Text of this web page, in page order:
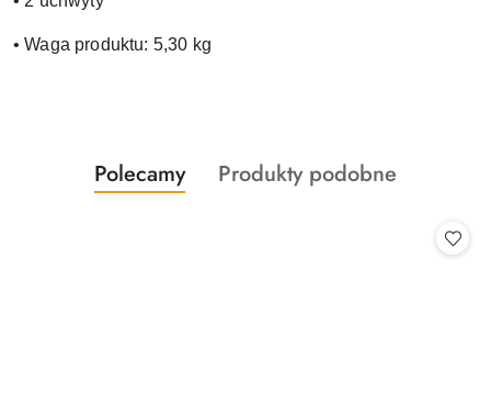
• Waga produktu: 5,30 kg
Pomiń karuzelę produktów
Produkty
o
Polecamy
Produkty
Produkty podobne